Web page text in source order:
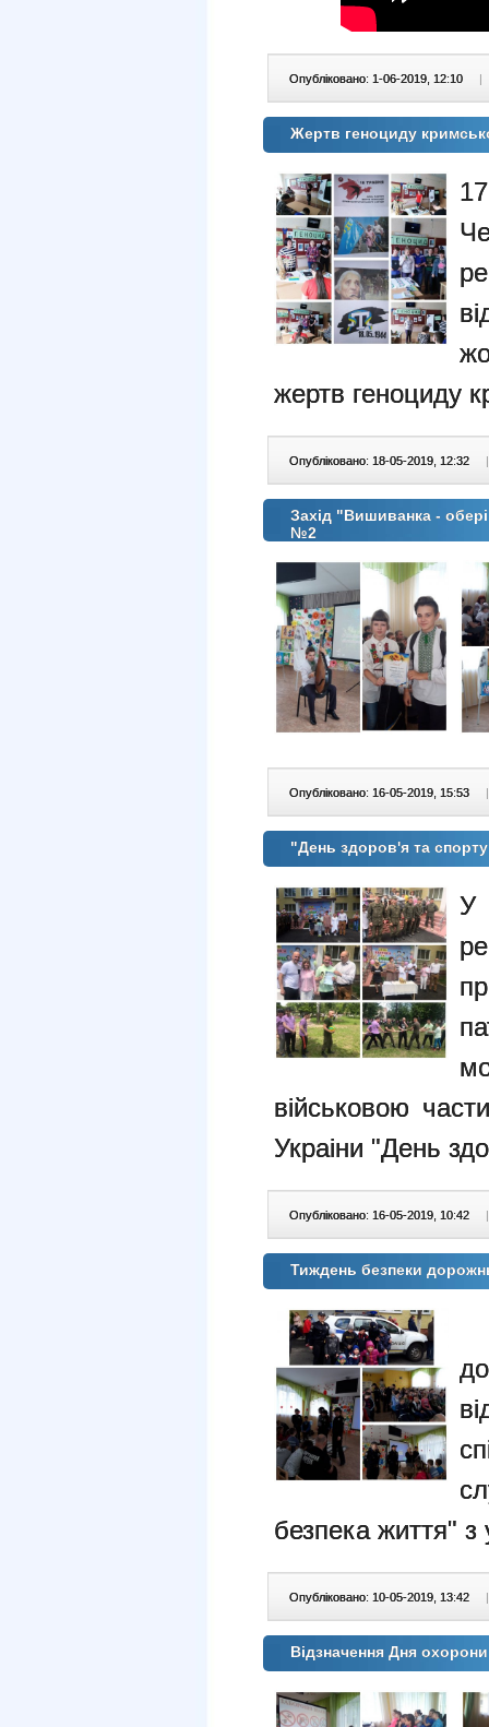
Опубліковано: 1-06-2019, 12:10 |
Жертв геноциду
жертв геноциду
Опубліковано: 18-05-2019, 12:32 |
Захiд "Вишиванка -
№2
Опубліковано: 16-05-2019, 15:53 |
"День здоров'я та
У
вiйськовою
Украiни "День
Опубліковано: 16-05-2019, 10:42 |
Тиждень безпеки
безпека життя"
Опубліковано: 10-05-2019, 13:42 |
Вiдзначення Дня